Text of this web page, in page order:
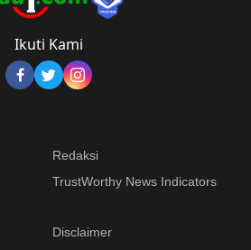
Ikuti Kami
Redaksi
TrustWorthy News Indicators
Disclaimer